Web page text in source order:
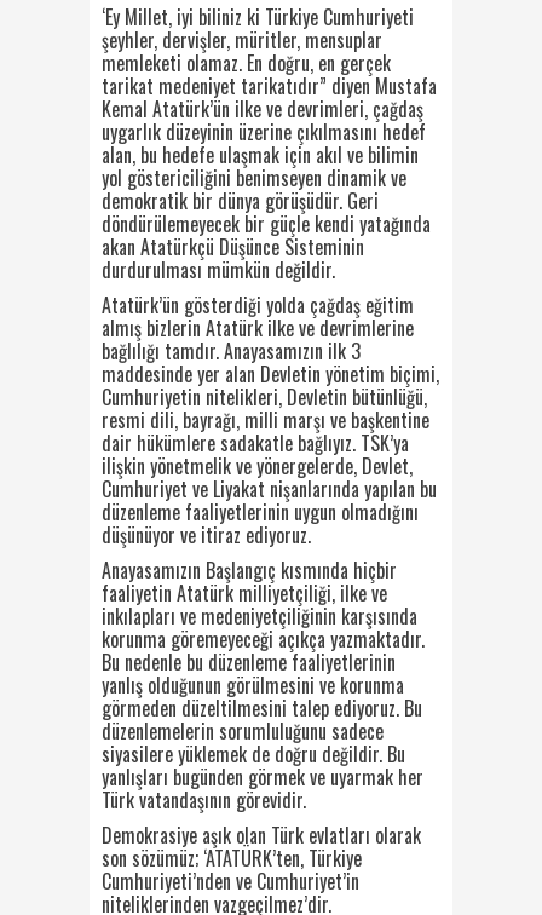
‘Ey Millet, iyi biliniz ki Türkiye Cumhuriyeti
şeyhler, dervişler, müritler, mensuplar
memleketi olamaz. En doğru, en gerçek
tarikat medeniyet tarikatıdır” diyen Mustafa
Kemal Atatürk’ün ilke ve devrimleri, çağdaş
uygarlık düzeyinin üzerine çıkılmasını hedef
alan, bu hedefe ulaşmak için akıl ve bilimin
yol göstericiliğini benimseyen dinamik ve
demokratik bir dünya görüşüdür. Geri
döndürülemeyecek bir güçle kendi yatağında
akan Atatürkçü Düşünce Sisteminin
durdurulması mümkün değildir.
Atatürk’ün gösterdiği yolda çağdaş eğitim
almış bizlerin Atatürk ilke ve devrimlerine
bağlılığı tamdır. Anayasamızın ilk 3
maddesinde yer alan Devletin yönetim biçimi,
Cumhuriyetin nitelikleri, Devletin bütünlüğü,
resmi dili, bayrağı, milli marşı ve başkentine
dair hükümlere sadakatle bağlıyız. TSK’ya
ilişkin yönetmelik ve yönergelerde, Devlet,
Cumhuriyet ve Liyakat nişanlarında yapılan bu
düzenleme faaliyetlerinin uygun olmadığını
düşünüyor ve itiraz ediyoruz.
Anayasamızın Başlangıç kısmında hiçbir
faaliyetin Atatürk milliyetçiliği, ilke ve
inkılapları ve medeniyetçiliğinin karşısında
korunma göremeyeceği açıkça yazmaktadır.
Bu nedenle bu düzenleme faaliyetlerinin
yanlış olduğunun görülmesini ve korunma
görmeden düzeltilmesini talep ediyoruz. Bu
düzenlemelerin sorumluluğunu sadece
siyasilere yüklemek de doğru değildir. Bu
yanlışları bugünden görmek ve uyarmak her
Türk vatandaşının görevidir.
Demokrasiye aşık olan Türk evlatları olarak
son sözümüz; ‘ATATÜRK’ten, Türkiye
Cumhuriyeti’nden ve Cumhuriyet’in
niteliklerinden vazgeçilmez’dir.